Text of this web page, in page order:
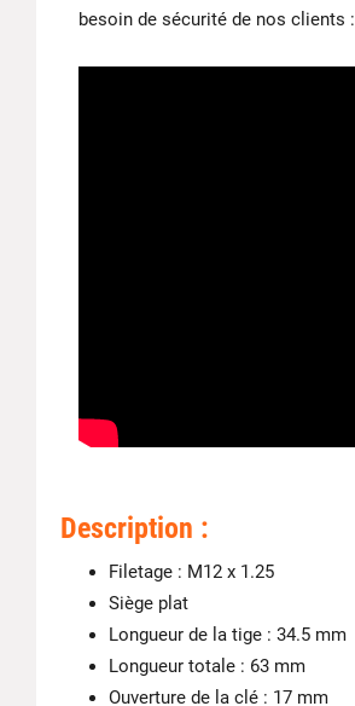
besoin de sécurité de nos clients :
Description :
Filetage : M12 x 1.25
Siège plat
Longueur de la tige : 34.5 mm
Longueur totale : 63 mm
Ouverture de la clé : 17 mm